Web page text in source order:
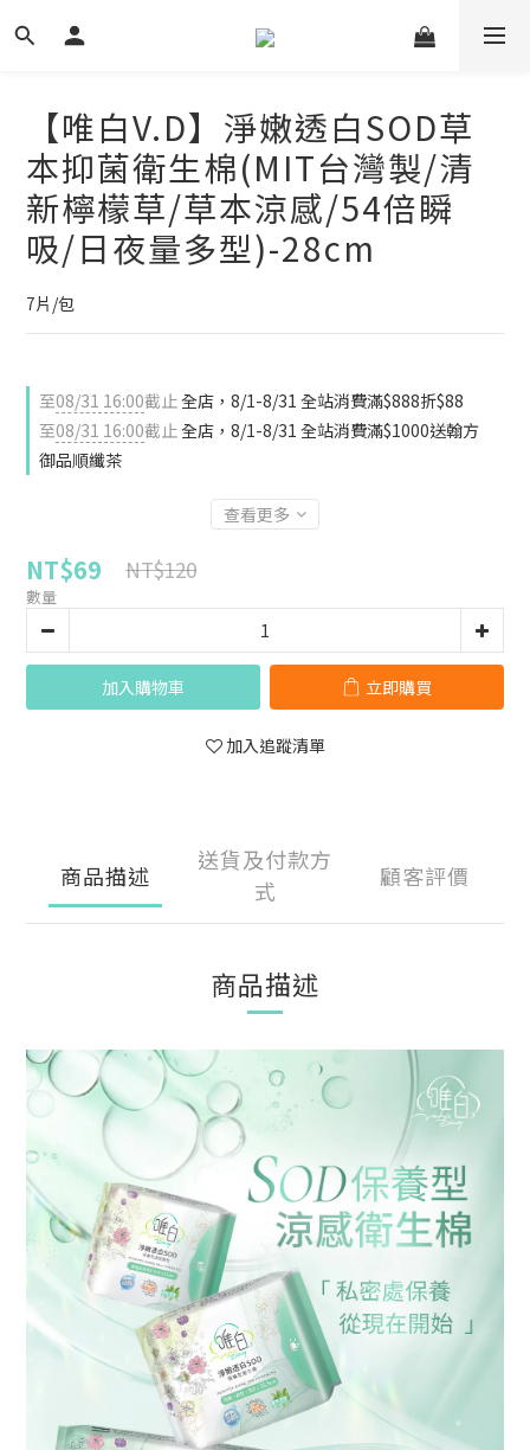
【唯白V.D】淨嫩透白SOD草
本抑菌衛生棉(MIT台灣製/清
新檸檬草/草本涼感/54倍瞬
吸/日夜量多型)-28cm
7片/包
至08/31 16:00截止全店，8/1-8/31 全站消費滿$888折$88
至08/31 16:00截止全店，8/1-8/31 全站消費滿$1000送翰方
御品順纖茶
查看更多
NT$69 NT$120
數量
加入購物車 立即購買
加入追蹤清單
商品描述
送貨及付款方
式
顧客評價
商品描述